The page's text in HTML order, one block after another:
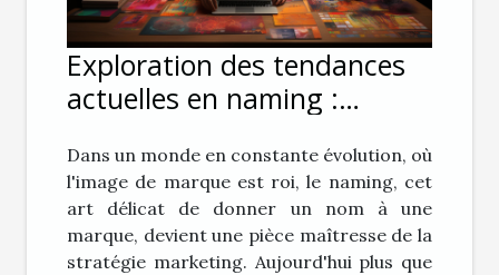
Exploration des tendances
actuelles en naming :
méthodes modernes
façonnent les nouvelles
identités de marque
Dans un monde en constante évolution, où
l'image de marque est roi, le naming, cet
art délicat de donner un nom à une
marque, devient une pièce maîtresse de la
stratégie marketing. Aujourd'hui plus que